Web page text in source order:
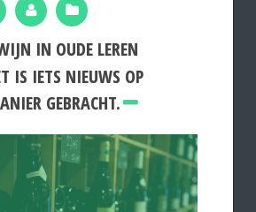
IN OUDE LEREN
IS IETS NIEUWS OP
GEBRACHT.